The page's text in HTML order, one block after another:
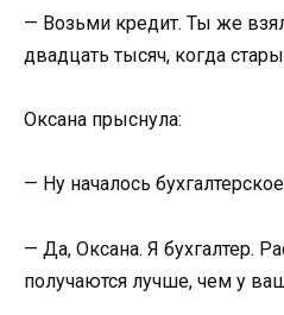
— Возьми кредит. Ты же
двадцать тысяч, когда
Оксана прыснула:
— Ну началось
— Да, Оксана. Я бухгалтер.
получаются лучше, чем у